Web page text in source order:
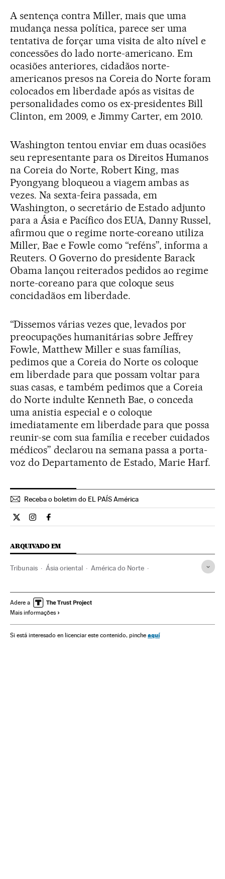
A sentença contra Miller, mais que uma
mudança nessa política, parece ser uma
tentativa de forçar uma visita de alto nível e
concessões do lado norte-americano. Em
ocasiões anteriores, cidadãos norte-
americanos presos na Coreia do Norte foram
colocados em liberdade após as visitas de
personalidades como os ex-presidentes Bill
Clinton, em 2009, e Jimmy Carter, em 2010.
Washington tentou enviar em duas ocasiões
seu representante para os Direitos Humanos
na Coreia do Norte, Robert King, mas
Pyongyang bloqueou a viagem ambas as
vezes. Na sexta-feira passada, em
Washington, o secretário de Estado adjunto
para a Ásia e Pacífico dos EUA, Danny Russel,
afirmou que o regime norte-coreano utiliza
Miller, Bae e Fowle como “reféns”, informa a
Reuters. O Governo do presidente Barack
Obama lançou reiterados pedidos ao regime
norte-coreano para que coloque seus
concidadãos em liberdade.
“Dissemos várias vezes que, levados por
preocupações humanitárias sobre Jeffrey
Fowle, Matthew Miller e suas famílias,
pedimos que a Coreia do Norte os coloque
em liberdade para que possam voltar para
suas casas, e também pedimos que a Coreia
do Norte indulte Kenneth Bae, o conceda
uma anistia especial e o coloque
imediatamente em liberdade para que possa
reunir-se com sua família e receber cuidados
médicos” declarou na semana passa a porta-
voz do Departamento de Estado, Marie Harf.
Receba o boletim do EL PAÍS América
Internacional El País Brasil en Twitter
Internacional El País Brasil en Instagram
Internacional El País Brasil en Facebook
ARQUIVADO EM
Tribunais Ásia oriental América do Norte
Barack Obama Bill Clinton
Tribunal Supremo
Estados Unidos Washington D.C.
Adere a
Mais informações
Si está interesado en licenciar este contenido, pinche aquí